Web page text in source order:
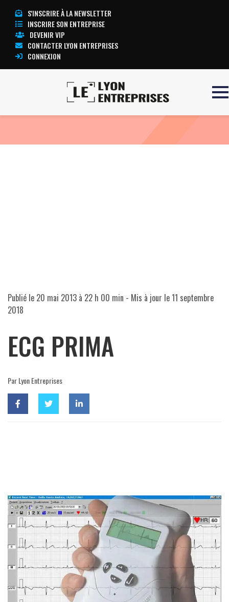
S'INSCRIRE À LA NEWSLETTER
INSCRIRE SON ENTREPRISE
DEVENIR VIP
CONTACTER LYON ENTREPRISES
CONNEXION
Publié le 20 mai 2013 à 22 h 00 min - Mis à jour le11 septembre
2018
ECG PRIMA
Par Lyon Entreprises